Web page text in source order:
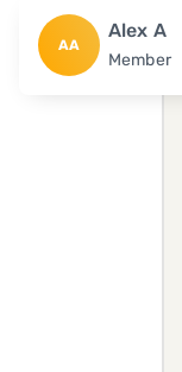
AA
Alex A
Member